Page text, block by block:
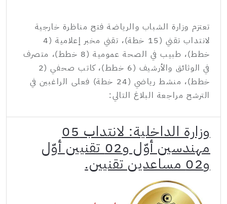
تعتزم وزارة الشباب والرياضة فتح مناظرة خارجية
لانتداب تقني (15 خطة)، تقني مخبر إعلامية (4
خطط)، طبيب في الصحة عمومية (8 خطط)، متصرف
في الوثائق والأرشيف (6 خطط)، كاتب صحفي (2
خطط)، منشط رياضي (24 خطة) فعلى الراغبين في
الترشح مراجعة البلاغ التالي:
وزارة الداخلية: لانتداب 05
مهندسين أوّل و02 تقنيين أوّل
و02 مساعدين تقنيين.